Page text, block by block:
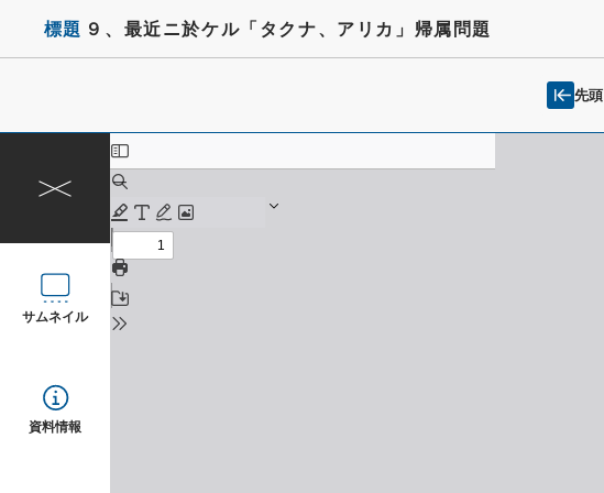
標題 ９、最近ニ於ケル「タクナ、アリカ」帰属問題
先頭
サムネイル
資料情報